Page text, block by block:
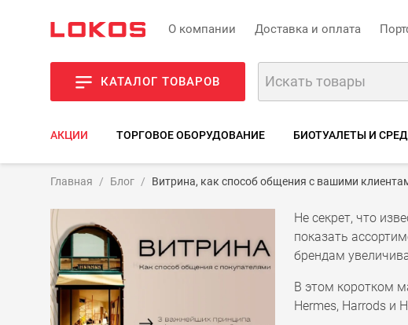
О компании Доставка и оплата
КАТАЛОГ ТОВАРОВ
АКЦИИ ТОРГОВОЕ ОБОРУДОВАНИЕ БИОТУАЛЕТЫ И
Главная Блог Витрина, как способ общения с вашими
Не секрет, что
показать
брендам
В этом коротком
Hermes, Harrods и